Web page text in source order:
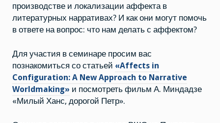
производстве и локализации аффекта в
литературных нарративах? И как они могут помочь
в ответе на вопрос: что нам делать с аффектом?
Для участия в семинаре просим вас
познакомиться со статьей «Affects in
Configuration: A New Approach to Narrative
Worldmaking» и посмотреть фильм А. Миндадзе
«Милый Ханс, дорогой Петр».